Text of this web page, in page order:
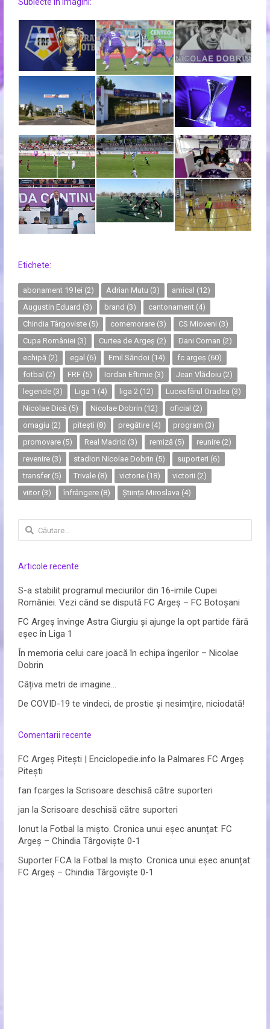
Etichete:
abonament 19 lei (2) Adrian Mutu (3) amical (12)
Augustin Eduard (3) brand (3) cantonament(4)
Chindia Târgoviste(5) comemorare(3) CS Mioveni (3)
Cupa României (3) Curtea de Argeș (2) Dani Coman (2)
echipă(2) egal (6) Emil Săndoi (14) fc argeș (60)
fotbal (2) FRF(5) Iordan Eftimie(3) Jean Vlădoiu (2)
legende(3) Liga 1 (4) liga 2(12) Luceafărul Oradea (3)
Nicolae Dică(5) Nicolae Dobrin (12) oficial (2)
omagiu (2) pitești (8) pregătire(4) program (3)
promovare(5) Real Madrid (3) remiză(5) reunire(2)
revenire(3) stadion Nicolae Dobrin (5) suporteri (6)
transfer(5) Trivale(8) victorie(18) victorii (2)
viitor(3) înfrângere(8) Știința Miroslava (4)
Caută
după:
Articole recente
S-a stabilit programul meciurilor din 16-imile Cupei
României. Vezi când se dispută FC Argeș – FC Botoșani
FC Argeș învinge Astra Giurgiu și ajunge la opt partide fără
eșec în Liga 1
În memoria celui care joacă în echipa îngerilor – Nicolae
Dobrin
Câțiva metri de imagine…
De COVID-19 te vindeci, de prostie și nesimțire, niciodată!
Comentarii recente
FC Argeș Pitești | Enciclopedie.info la Palmares FC Argeș
Pitești
fan fcarges la Scrisoare deschisă către suporteri
jan la Scrisoare deschisă către suporteri
Ionutla Fotbal la mișto. Cronica unui eșec anunțat: FC
Argeș – Chindia Târgoviște 0-1
Suporter FCAla Fotbal la mișto. Cronica unui eșec anunțat:
FC Argeș – Chindia Târgoviște 0-1